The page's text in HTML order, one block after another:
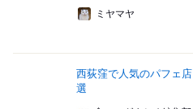
ミヤマヤ
西荻窪で人気のパフェ
選